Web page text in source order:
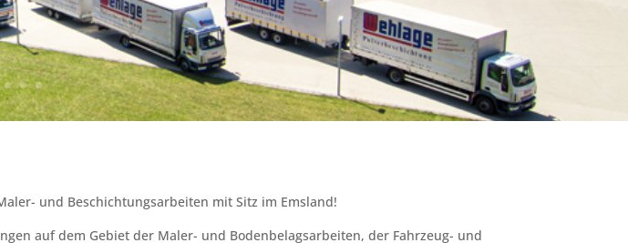
und Beschichtungsarbeiten mit Sitz im Emsland!
auf dem Gebiet der Maler- und Bodenbelagsarbeiten, der Fahrzeug- und